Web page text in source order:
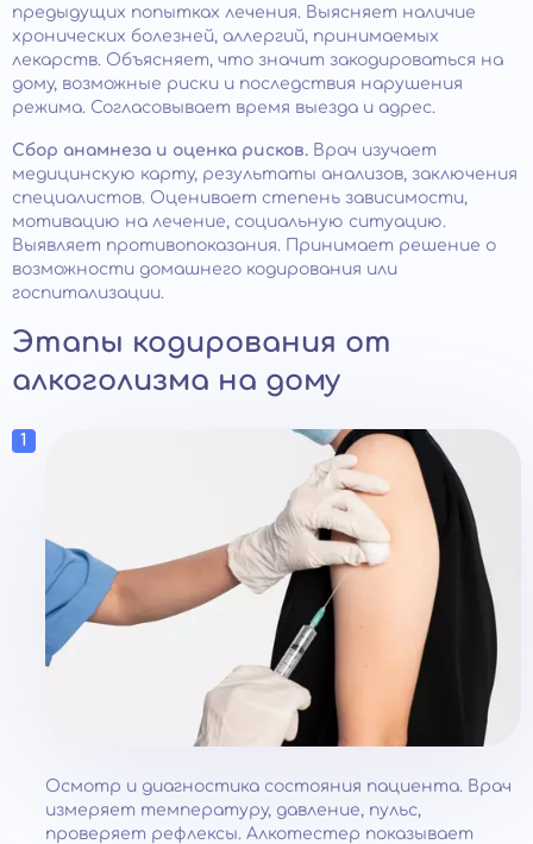
предыдущих попытках лечения. Выясняет наличие
хронических болезней, аллергий, принимаемых
лекарств. Объясняет, что значит закодироваться на
дому, возможные риски и последствия нарушения
режима. Согласовывает время выезда и адрес.
Сбор анамнеза и оценка рисков. Врач изучает
медицинскую карту, результаты анализов, заключения
специалистов. Оценивает степень зависимости,
мотивацию на лечение, социальную ситуацию.
Выявляет противопоказания. Принимает решение о
возможности домашнего кодирования или
госпитализации.
Этапы кодирования от
алкоголизма на дому
Осмотр и диагностика состояния пациента. Врач
измеряет температуру, давление, пульс,
проверяет рефлексы. Алкотестер показывает